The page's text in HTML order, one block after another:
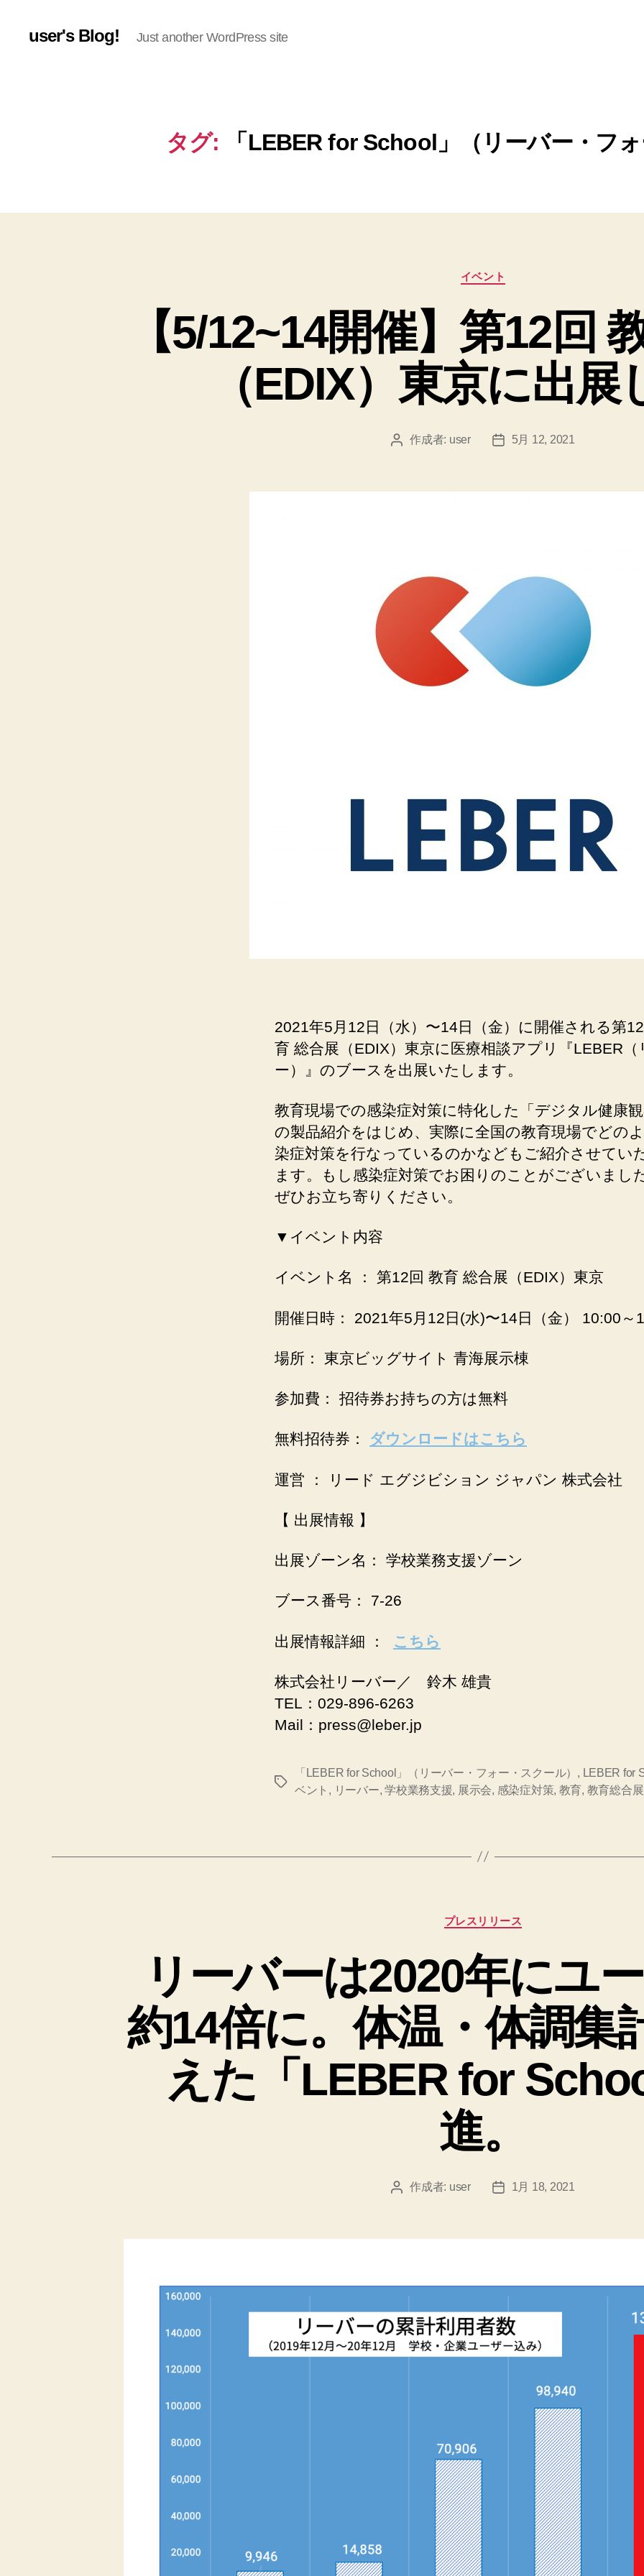
user's Blog! Just another WordPress site
タグ: 「LEBER for School」（リーバー・フ
カ
テ
リ
ー
イベント
【5/12~14開催】第12回
（EDIX）東京に出展
投 作成者: user
投
5月 12, 2021
2021年5月12日（水）〜14日（金）に開催される第
育 総合展（EDIX）東京に医療相談アプリ『LEBER（
ー）』のブースを出展いたします。
教育現場での感染症対策に特化した「デジタル健康
の製品紹介をはじめ、実際に全国の教育現場でどの
染症対策を行なっているのかなどもご紹介させてい
ます。もし感染症対策でお困りのことがございまし
ぜひお立ち寄りください。
▼イベント内容
イベント名 ： 第12回 教育 総合展（EDIX）東京
開催日時： 2021年5月12日(水)〜14日（金） 10:00～
場所： 東京ビッグサイト 青海展示棟
参加費： 招待券お持ちの方は無料
無料招待券： ダウンロードはこちら
運営 ： リード エグジビション ジャパン 株式会社
【 出展情報 】
出展ゾーン名： 学校業務支援ゾーン
ブース番号： 7-26
出展情報詳細 ： こちら
株式会社リーバー／ 鈴木 雄貴
TEL：029-896-6263
Mail：press@leber.jp
タ
「LEBER for School」（リーバー・フォー・スクール） , LEBER for
ベント , リーバー,学校業務支援, 展示会, 感染症対策, 教育, 教育総合展
カ
テ
リ
ー
プレスリリース
リーバーは2020年にユ
約14倍に。体温・体調集
えた「LEBER for
進。
投 作成者: user
投
1月 18, 2021